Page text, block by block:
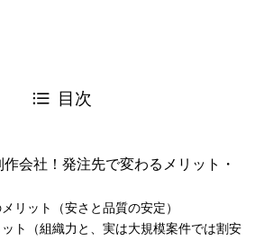
目次
会社！発注先で変わるメリット・
リット（安さと品質の安定）
ト（組織力と、実は大規模案件では割安